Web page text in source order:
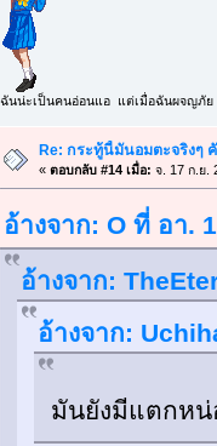
ฉันน่ะเป็นคนอ่อนแอ แต่เมื่อฉันผจญภัย
Re: กระทู้นี้มันอมตะจริงๆ
« ตอบกลับ #14 เมื่อ: จ. 17 ก.ย.
อ้างจาก: O ที่ อา.
อ้างจาก:
อ้างจาก:
มันยังมีแตกห